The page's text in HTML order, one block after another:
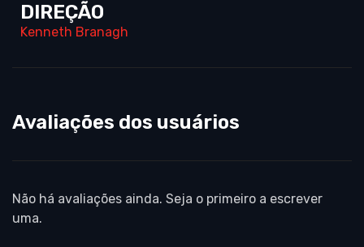
DIREÇÃO
Kenneth Branagh
Avaliações dos usuários
Não há avaliações ainda. Seja o primeiro a escrever
uma.